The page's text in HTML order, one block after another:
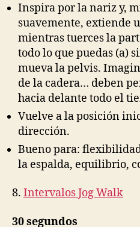
Inspira por la nariz y,
suavemente, extiende
mientras tuerces la
todo lo que puedas (a)
mueva la pelvis.
de la cadera… deben
hacia delante todo el
Vuelve a la posición
dirección.
Bueno para:
la espalda, equilibrio,
8. Intervalos Jog Walk
30 segundos